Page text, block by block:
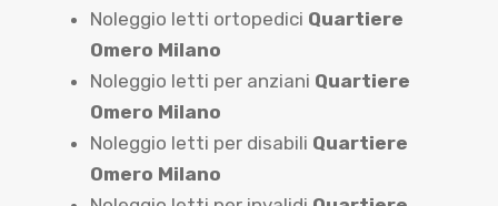
Noleggio letti ortopedici Quartiere
Omero Milano
Noleggio letti per anziani Quartiere
Omero Milano
Noleggio letti per disabili Quartiere
Omero Milano